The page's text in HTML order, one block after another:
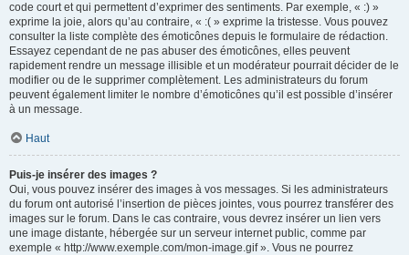
code court et qui permettent d’exprimer des sentiments. Par exemple, « :) »
exprime la joie, alors qu’au contraire, « :( » exprime la tristesse. Vous pouvez
consulter la liste complète des émoticônes depuis le formulaire de rédaction.
Essayez cependant de ne pas abuser des émoticônes, elles peuvent
rapidement rendre un message illisible et un modérateur pourrait décider de le
modifier ou de le supprimer complètement. Les administrateurs du forum
peuvent également limiter le nombre d’émoticônes qu’il est possible d’insérer
à un message.
Haut
Puis-je insérer des images ?
Oui, vous pouvez insérer des images à vos messages. Si les administrateurs
du forum ont autorisé l’insertion de pièces jointes, vous pourrez transférer des
images sur le forum. Dans le cas contraire, vous devrez insérer un lien vers
une image distante, hébergée sur un serveur internet public, comme par
exemple « http://www.exemple.com/mon-image.gif ». Vous ne pourrez